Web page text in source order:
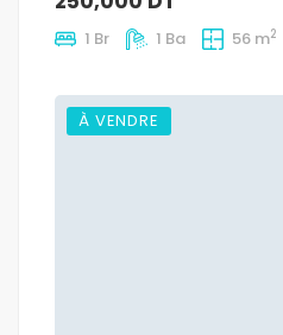
1 Br 1 Ba 56 m2
À VENDRE